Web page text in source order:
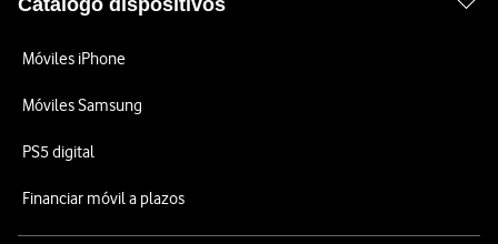
Catálogo dispositivos
Móviles iPhone
Móviles Samsung
PS5 digital
Financiar móvil a plazos